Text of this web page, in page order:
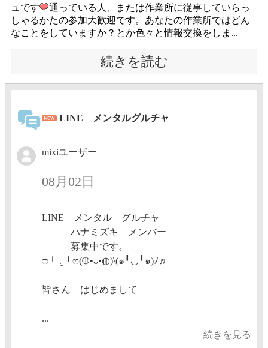
ュです
通っている人、または作業所に従事していらっ
しゃるかたの参加大歓迎です。あなたの作業所ではどん
なことをしていますか？とか色々と情報交換をしま...
続きを読む
LINE メンタルグルチャ
mixiユーザー
08月02日
LINE メンタル グルチャ
ハナミズキ メンバー
募集中です。
ෆ⁠╹⁠ ⁠.̮⁠ ⁠╹⁠ෆ(⁠◍⁠•⁠ᴗ⁠•⁠◍⁠)\⁠(⁠๑⁠╹⁠◡⁠╹⁠๑⁠)⁠ﾉ⁠♬
皆さん はじめまして
...
続きを見る